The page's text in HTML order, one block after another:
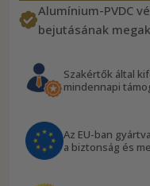
Alumínium-PVDC
bejutásának
Szakértők által
mindennapi
Az EU-ban
a biztonság és